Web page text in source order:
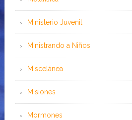
Ministerio Juvenil
Ministrando a Niños
Miscelánea
Misiones
Mormones